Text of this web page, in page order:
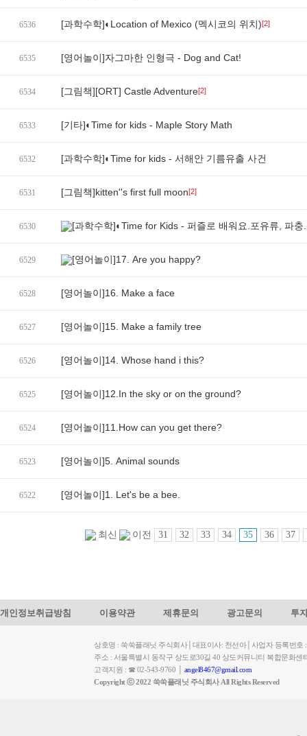
6536 [과학수학]◐Location of Mexico (멕시코의 위치)[2]
6535 [영어놀이]자그마한 인형극 - Dog and Cat!
6534 [그림책][ORT] Castle Adventure[2]
6533 [기타]◐Time for kids - Maple Story Math
6532 [과학수학]◐Time for kids - 서해안 기름유출 사건
6531 [그림책]kitten''s first full moon[2]
6530 [과학수학]◐Time for Kids - 퍼즐로 배워요.포유류, 파충
6529 [영어놀이]17. Are you happy?
6528 [영어놀이]16. Make a face
6527 [영어놀이]15. Make a family tree
6526 [영어놀이]14. Whose hand i this?
6525 [영어놀이]12.In the sky or on the ground?
6524 [영어놀이]11.How can you get there?
6523 [영어놀이]5. Animal sounds
6522 [영어놀이]1. Let's be a bee.
최신 이전 31 32 33 34 35 36 37
개인정보취급방침 이용약관 제휴문의 광고문의 투
상호명 : 쑥쑥플래닛 주식회사│대표이사: 천선아│사업자 등록번호
주소 : 서울특별시 동작구 상도로30길 40 상도커뮤니티 복합문화
고객지원 : ☎ 02-543-9760 │ angel8467@gmail.com
Copyright ⓒ 2022 쑥쑥플래닛 주식회사 All Rights Reserved